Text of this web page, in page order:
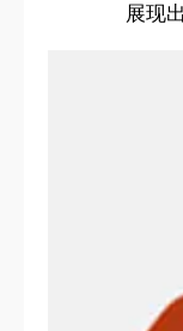
展现